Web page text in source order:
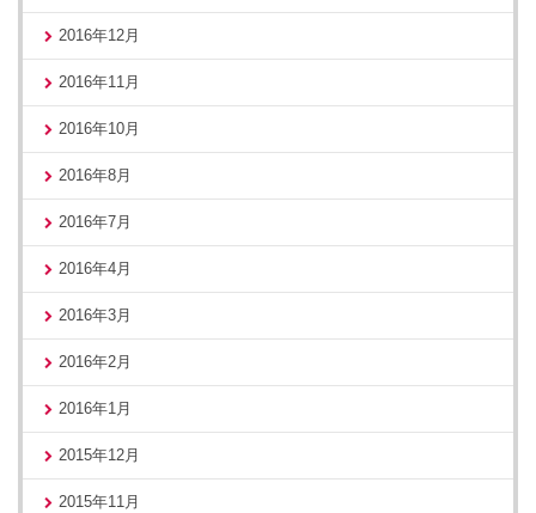
2016年12月
2016年11月
2016年10月
2016年8月
2016年7月
2016年4月
2016年3月
2016年2月
2016年1月
2015年12月
2015年11月